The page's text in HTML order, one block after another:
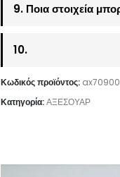
9. Ποια στοιχεία
10.
Κωδικός προϊόντος:
Κατηγορία:ΑΞΕΣΟΥΑΡ